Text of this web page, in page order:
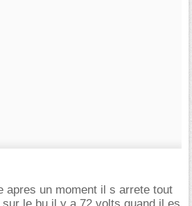
apres un moment il s arrete tout